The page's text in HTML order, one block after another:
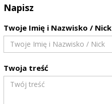
Napisz
Twoje Imię i Nazwisko / Nick
Twoja treść